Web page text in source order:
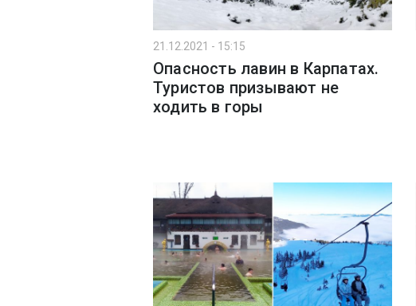
21.12.2021 - 15:15
Опасность лавин в Карпатах.
Туристов призывают не
ходить в горы